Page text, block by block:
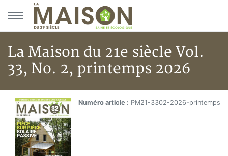
Aller au menu principal
Aller au contenu principal
La Maison du 21e siècle Vol.
33, No. 2, printemps 2026
Accueil
Boutique
La Maison du 21e siècle Vol. 33, No. 2, printemps
Numéro article : PM21-3302-2026-printemps
La Maison du 21e siècle Vol.